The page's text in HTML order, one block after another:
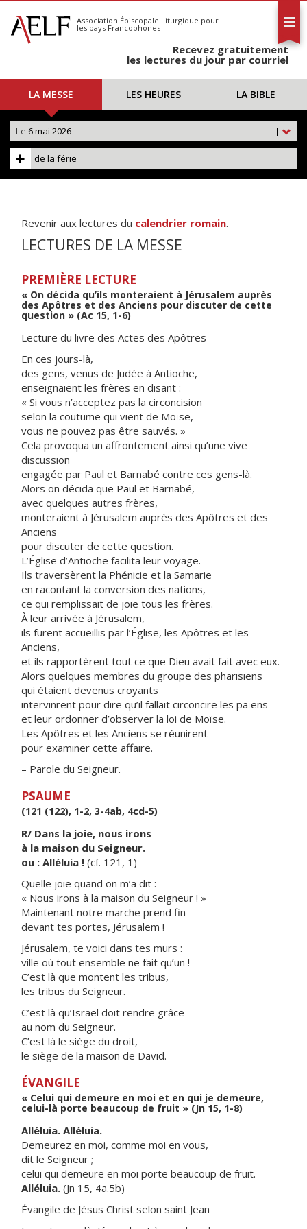
S'abonner
Calendrier
Association Épiscopale Liturgique pour
les pays Francophones
Recevez gratuitement
les lectures du jour par courriel
LA MESSE LES HEURES LA BIBLE
|
Le 6 mai 2026
de la férie
Revenir aux lectures du calendrier romain.
LECTURES DE LA MESSE
PREMIÈRE LECTURE
« On décida qu’ils monteraient à Jérusalem auprès
des Apôtres et des Anciens pour discuter de cette
question » (Ac 15, 1-6)
Lecture du livre des Actes des Apôtres
En ces jours-là,
des gens, venus de Judée à Antioche,
enseignaient les frères en disant :
« Si vous n’acceptez pas la circoncision
selon la coutume qui vient de Moïse,
vous ne pouvez pas être sauvés. »
Cela provoqua un affrontement ainsi qu’une vive
discussion
engagée par Paul et Barnabé contre ces gens-là.
Alors on décida que Paul et Barnabé,
avec quelques autres frères,
monteraient à Jérusalem auprès des Apôtres et des
Anciens
pour discuter de cette question.
L’Église d’Antioche facilita leur voyage.
Ils traversèrent la Phénicie et la Samarie
en racontant la conversion des nations,
ce qui remplissait de joie tous les frères.
À leur arrivée à Jérusalem,
ils furent accueillis par l’Église, les Apôtres et les
Anciens,
et ils rapportèrent tout ce que Dieu avait fait avec eux.
Alors quelques membres du groupe des pharisiens
qui étaient devenus croyants
intervinrent pour dire qu’il fallait circoncire les païens
et leur ordonner d’observer la loi de Moïse.
Les Apôtres et les Anciens se réunirent
pour examiner cette affaire.
– Parole du Seigneur.
PSAUME
(121 (122), 1-2, 3-4ab, 4cd-5)
R/ Dans la joie, nous irons
à la maison du Seigneur.
ou : Alléluia ! (cf. 121, 1)
Quelle joie quand on m’a dit :
« Nous irons à la maison du Seigneur ! »
Maintenant notre marche prend fin
devant tes portes, Jérusalem !
Jérusalem, te voici dans tes murs :
ville où tout ensemble ne fait qu’un !
C’est là que montent les tribus,
les tribus du Seigneur.
C’est là qu’Israël doit rendre grâce
au nom du Seigneur.
C’est là le siège du droit,
le siège de la maison de David.
ÉVANGILE
« Celui qui demeure en moi et en qui je demeure,
celui-là porte beaucoup de fruit » (Jn 15, 1-8)
Alléluia. Alléluia.
Demeurez en moi, comme moi en vous,
dit le Seigneur ;
celui qui demeure en moi porte beaucoup de fruit.
Alléluia. (Jn 15, 4a.5b)
Évangile de Jésus Christ selon saint Jean